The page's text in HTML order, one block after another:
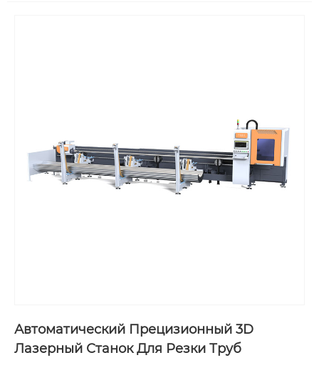
Автоматический Прецизионный 3D
Лазерный Станок Для Резки Труб